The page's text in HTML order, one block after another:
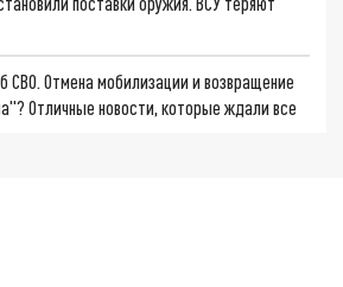
СВО. Отмена мобилизации и возвращение
Отличные новости, которые ждали все